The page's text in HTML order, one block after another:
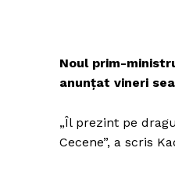
Noul prim-
anunțat vineri
„Îl prezint pe
Cecene”, a scris